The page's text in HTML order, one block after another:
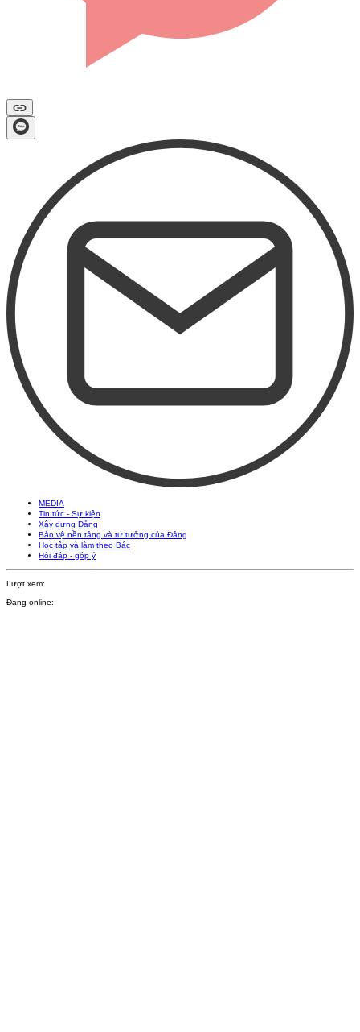
MEDIA
Tin tức - Sự kiện
Xây dựng Đảng
Bảo vệ nền tảng và tư tưởng của Đảng
Học tập và làm theo Bác
Hỏi đáp - góp ý
Lượt xem:
Đang online: